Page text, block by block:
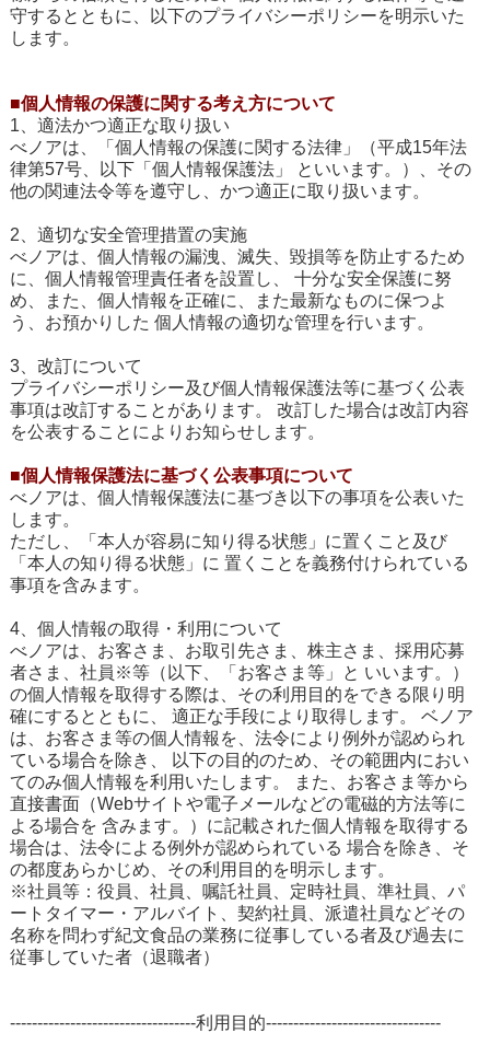
守するとともに、以下のプライバシーポリシーを明示いた
します。
■個人情報の保護に関する考え方について
1、適法かつ適正な取り扱い
べノアは、「個人情報の保護に関する法律」（平成15年法
律第57号、以下「個人情報保護法」 といいます。）、その
他の関連法令等を遵守し、かつ適正に取り扱います。
2、適切な安全管理措置の実施
べノアは、個人情報の漏洩、滅失、毀損等を防止するため
に、個人情報管理責任者を設置し、 十分な安全保護に努
め、また、個人情報を正確に、また最新なものに保つよ
う、お預かりした 個人情報の適切な管理を行います。
3、改訂について
プライバシーポリシー及び個人情報保護法等に基づく公表
事項は改訂することがあります。 改訂した場合は改訂内容
を公表することによりお知らせします。
■個人情報保護法に基づく公表事項について
べノアは、個人情報保護法に基づき以下の事項を公表いた
します。
ただし、「本人が容易に知り得る状態」に置くこと及び
「本人の知り得る状態」に 置くことを義務付けられている
事項を含みます。
4、個人情報の取得・利用について
べノアは、お客さま、お取引先さま、株主さま、採用応募
者さま、社員※等（以下、「お客さま等」と いいます。）
の個人情報を取得する際は、その利用目的をできる限り明
確にするとともに、 適正な手段により取得します。 ベノア
は、お客さま等の個人情報を、法令により例外が認められ
ている場合を除き、 以下の目的のため、その範囲内におい
てのみ個人情報を利用いたします。 また、お客さま等から
直接書面（Webサイトや電子メールなどの電磁的方法等に
よる場合を 含みます。）に記載された個人情報を取得する
場合は、法令による例外が認められている 場合を除き、そ
の都度あらかじめ、その利用目的を明示します。
※社員等：役員、社員、嘱託社員、定時社員、準社員、パ
ートタイマー・アルバイト、契約社員、派遣社員などその
名称を問わず紀文食品の業務に従事している者及び過去に
従事していた者（退職者）
----------------------------------利用目的--------------------------------